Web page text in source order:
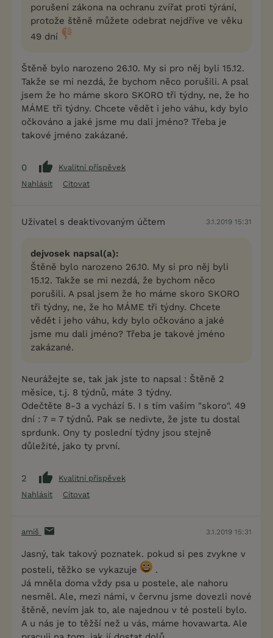
porušení zákona na ochranu zvířat proti týrání,
protože štěně můžete odebrat nejdříve ve věku
49 dní
Štěně bylo narozeno 26.10. My si pro něj byli 15.12.
Takže se mi nezdá, že bychom něco porušili. A psal
jsem že ho máme skoro SKORO tři týdny, ne, že ho
MÁME tři týdny. Chcete vědět i jeho váhu, kdy bylo
očkováno a jaké jsme mu dali jméno? Třeba je
takové jméno zakázané.
0
Kvalitní příspěvek
Nahlásit
Citovat
Uživatel s deaktivovaným účtem 3.1.2019 15:31
dejvosek napsal(a):
Štěně bylo narozeno 26.10. My si pro něj byli
15.12. Takže se mi nezdá, že bychom něco
porušili. A psal jsem že ho máme skoro SKORO
tři týdny, ne, že ho MÁME tři týdny. Chcete
vědět i jeho váhu, kdy bylo očkováno a jaké
jsme mu dali jméno? Třeba je takové jméno
zakázané.
Neurážejte se, tak jak jste to napsal : Štěně 2
měsíce, t.j. 8 týdnů, máte 3 týdny.
Odečtěte 8-3 a vychází 5. I s tím vaším "skoro". 49
dní : 7 = 7 týdnů. Pak se nedivte, že jste tu dostal
sprdunk. Ony ty poslední týdny jsou stejně
důležité, jako ty první.
2
Kvalitní příspěvek
Nahlásit
Citovat
amiš 3.1.2019 15:31
Jasný, tak takový poznatek. pokud si pes zvykne v
posteli, těžko se vykazuje
.
Já mněla doma vždy psa u postele, ale nahoru
nesměl. Ale, mezi námi, v červnu jsme dovezli nové
štěně, nevím jak to, ale najednou v té posteli bylo.
A u nás je to těžší než u vás, máme hovawarta. Ale